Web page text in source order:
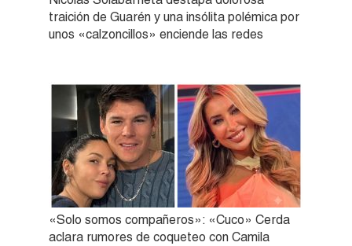
traición de Guarén y una insólita polémica por
unos «calzoncillos» enciende las redes
«Solo somos compañeros»: «Cuco» Cerda
aclara rumores de coqueteo con Camila